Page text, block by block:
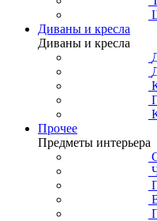
Диваны и кресла
Диваны и кресла
Прочее
Предметы интерьера